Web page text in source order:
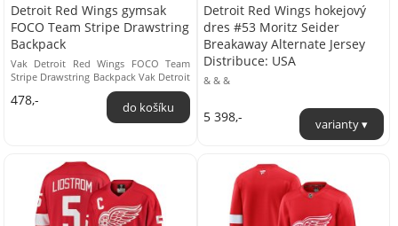
Detroit Red Wings gymsak
FOCO Team Stripe Drawstring
Backpack
Vak Detroit Red Wings FOCO Team
Stripe Drawstring Backpack Vak Detroit
Red Wings FOCO Team Stripe
Drawstring Backpack potěší ...
478,-
Detroit Red Wings hokejový
dres #53 Moritz Seider
Breakaway Alternate Jersey
Distribuce: USA
& & &
5 398,-